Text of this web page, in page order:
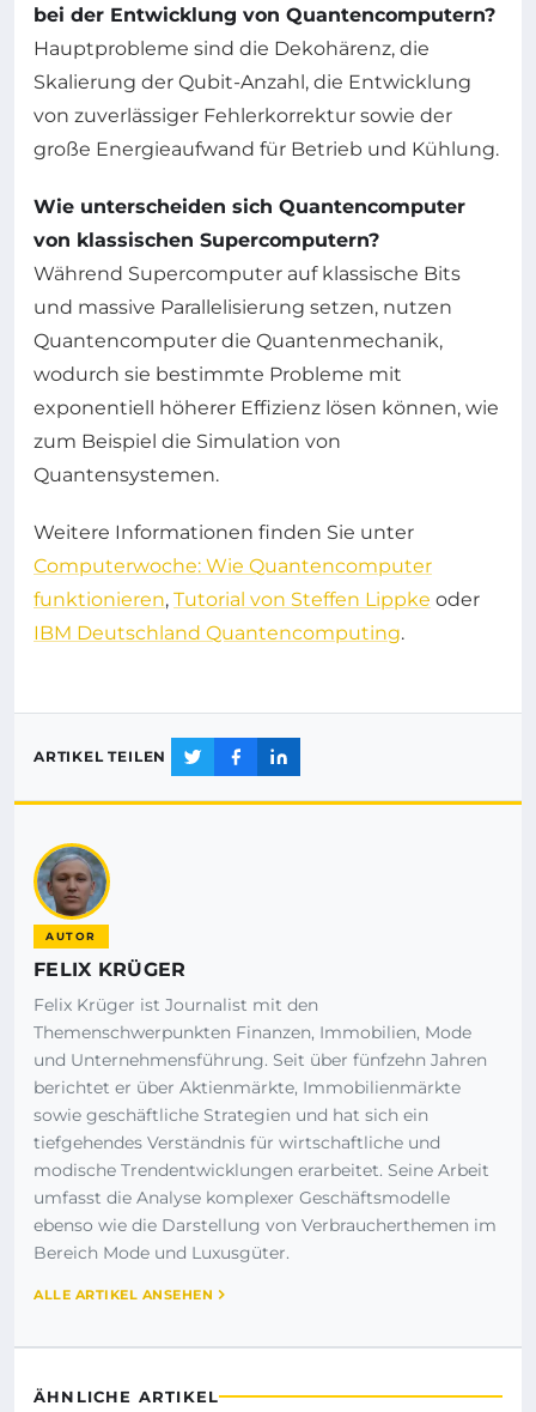
bei der Entwicklung von Quantencomputern?
Hauptprobleme sind die Dekohärenz, die
Skalierung der Qubit-Anzahl, die Entwicklung
von zuverlässiger Fehlerkorrektur sowie der
große Energieaufwand für Betrieb und Kühlung.
Wie unterscheiden sich Quantencomputer
von klassischen Supercomputern?
Während Supercomputer auf klassische Bits
und massive Parallelisierung setzen, nutzen
Quantencomputer die Quantenmechanik,
wodurch sie bestimmte Probleme mit
exponentiell höherer Effizienz lösen können, wie
zum Beispiel die Simulation von
Quantensystemen.
Weitere Informationen finden Sie unter
Computerwoche: Wie Quantencomputer
funktionieren, Tutorial von Steffen Lippke oder
IBM Deutschland Quantencomputing.
ARTIKEL TEILEN
AUTOR
FELIX KRÜGER
Felix Krüger ist Journalist mit den
Themenschwerpunkten Finanzen, Immobilien, Mode
und Unternehmensführung. Seit über fünfzehn Jahren
berichtet er über Aktienmärkte, Immobilienmärkte
sowie geschäftliche Strategien und hat sich ein
tiefgehendes Verständnis für wirtschaftliche und
modische Trendentwicklungen erarbeitet. Seine Arbeit
umfasst die Analyse komplexer Geschäftsmodelle
ebenso wie die Darstellung von Verbraucherthemen im
Bereich Mode und Luxusgüter.
ALLE ARTIKEL ANSEHEN
ÄHNLICHE ARTIKEL